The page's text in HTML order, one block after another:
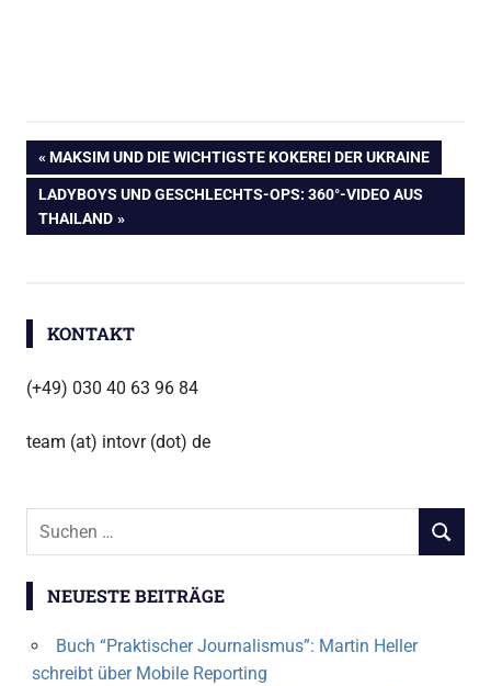
Grad
Video
Blick
Bosnien
Journalismus
Srebrenica
Virtual
VR
Beitragsnavigation
VORHERIGER
BEITRAG:
MAKSIM UND DIE WICHTIGSTE KOKEREI DER UKRAINE
NÄCHSTER
BEITRAG:
LADYBOYS UND GESCHLECHTS-OPS: 360°-VIDEO AUS
THAILAND
KONTAKT
(+49) 030 40 63 96 84
team (at) intovr (dot) de
Suchen
SUCHEN
NEUESTE BEITRÄGE
Buch “Praktischer Journalismus”: Martin Heller
schreibt über Mobile Reporting